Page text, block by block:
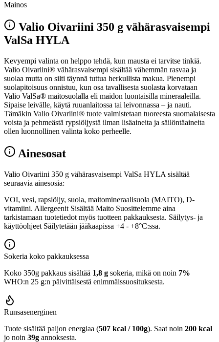
Mainos
Valio Oivariini 350 g vähärasvaisempi
ValSa HYLA
Kevyempi valinta on helppo tehdä, kun mausta ei tarvitse tinkiä.
Valio Oivariini® vähärasvaisempi sisältää vähemmän rasvaa ja
suolaa mutta on silti täynnä tuttua herkullista makua. Pienempi
suolapitoisuus onnistuu, kun osa tavallisesta suolasta korvataan
Valio ValSa® maitosuolalla eli maidon luontaisilla mineraaleilla.
Sipaise leivälle, käytä ruuanlaitossa tai leivonnassa – ja nauti.
Tämäkin Valio Oivariini® tuote valmistetaan tuoreesta suomalaisesta
voista ja pehmeästä rypsiöljystä ilman lisäaineita ja säilöntäaineita
ollen luonnollinen valinta koko perheelle.
Ainesosat
Valio Oivariini 350 g vähärasvaisempi ValSa HYLA sisältää
seuraavia ainesosia:
VOI, vesi, rapsiöljy, suola, maitomineraalisuola (MAITO), D-
vitamiini. Allergeenit Sisältää Maito Suosittelemme aina
tarkistamaan tuotetiedot myös tuotteen pakkauksesta. Säilytys- ja
käyttöohjeet Säilytetään jääkaapissa +4 - +8°C:ssa.
Sokeria koko pakkauksessa
Koko 350g pakkaus sisältää 1,8 g sokeria, mikä on noin 7%
WHO:n 25 g:n päivittäisestä enimmäissuosituksesta.
Runsasenerginen
Tuote sisältää paljon energiaa (507 kcal / 100g). Saat noin 200 kcal
jo noin 39g annoksesta.